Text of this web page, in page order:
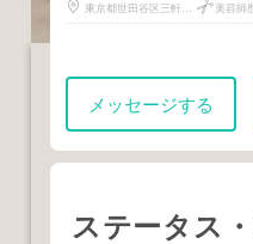
東京都世田谷区三軒茶
美容師
メッセージする
ステータス